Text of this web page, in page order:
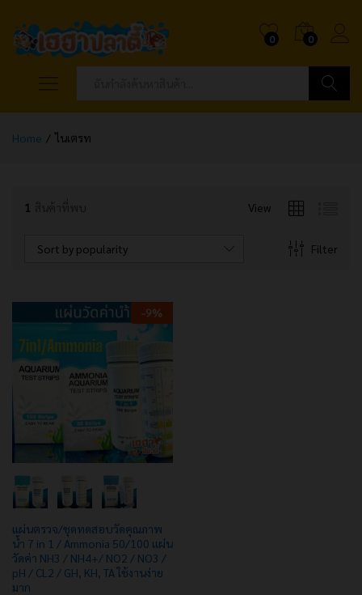
0 0
ค้นหา
Home / ไนเตรท
1 View
Filter
Sort by popularity
-9%
แผ่นตรวจ/ชุดทดสอบวัดคุณภาพ
น้ำ 7 in 1 / Ammonia 50/100 แผ่น
วัดค่า NH3 / NH4+/ NO2 / NO3 /
pH / CL2 / GH, KH, TA ใช้งานง่าย
มาก